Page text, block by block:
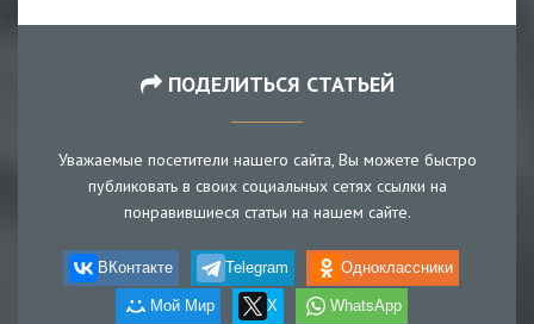
ПОДЕЛИТЬСЯ СТАТЬЕЙ
Уважаемые посетители нашего сайта, Вы можете быстро
публиковать в своих социальных сетях ссылки на
понравившиеся статьи на нашем сайте.
ВКонтакте Telegram Одноклассники
Мой Мир X WhatsApp